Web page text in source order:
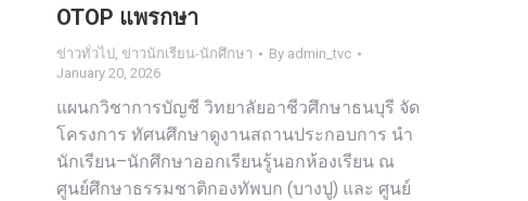
OTOP แพรกษา
ข่าวทั่วไป, ข่าวนักเรียน-นักศึกษา By admin_tvc
January 20, 2026
แผนกวิชาการบัญชี วิทยาลัยอาชีวศึกษาธนบุรี จัด
โครงการ ทัศนศึกษาดูงานสถานประกอบการ นำ
นักเรียน–นักศึกษาออกเรียนรู้นอกห้องเรียน ณ
ศูนย์ศึกษาธรรมชาติกองทัพบก (บางปู) และ ศูนย์